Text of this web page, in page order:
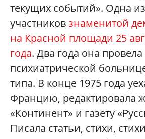
текущих событий». Одна
участниковзнаменитой
на Красной площади 25
года. Два года она провела
психиатрической
типа. В конце 1975 года
Францию, редактировала
«Континент» и газету
Писала статьи, стихи,